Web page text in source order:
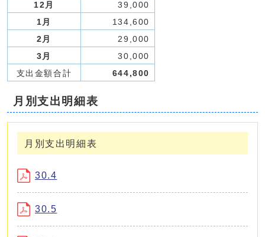
12月
39,000
1月
134,600
2月
29,000
3月
30,000
支出金額合計
644,800
月別支出明細表
月別支出明細表
30.4
30.5